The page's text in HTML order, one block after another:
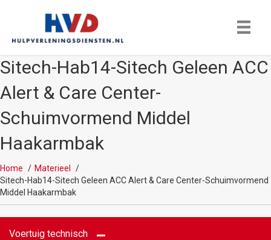
Sitech-Hab14-Sitech Geleen ACC
Alert & Care Center-
Schuimvormend Middel
Haakarmbak
Home
Materieel
Sitech-Hab14-Sitech Geleen ACC Alert & Care Center-Schuimvormend
Middel Haakarmbak
Voertuig technisch